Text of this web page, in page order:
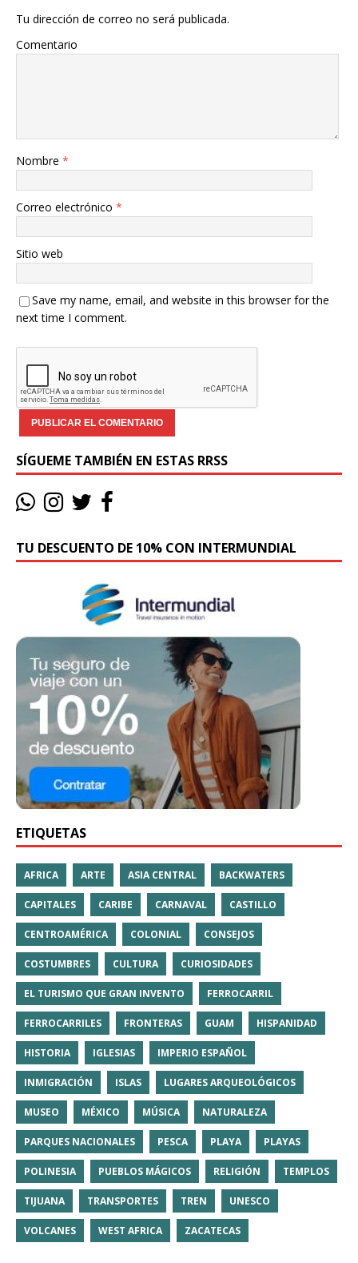
Tu dirección de correo no será publicada.
Comentario
Nombre *
Correo electrónico *
Sitio web
Save my name, email, and website in this browser for the
next time I comment.
SÍGUEME TAMBIÉN EN ESTAS RRSS
TU DESCUENTO DE 10% CON INTERMUNDIAL
ETIQUETAS
AFRICA ARTE ASIA CENTRAL BACKWATERS
CAPITALES CARIBE CARNAVAL CASTILLO
CENTROAMÉRICA COLONIAL CONSEJOS
COSTUMBRES CULTURA CURIOSIDADES
EL TURISMO QUE GRAN INVENTO FERROCARRIL
FERROCARRILES FRONTERAS GUAM HISPANIDAD
HISTORIA IGLESIAS IMPERIO ESPAÑOL
INMIGRACIÓN ISLAS LUGARES ARQUEOLÓGICOS
MUSEO MÉXICO MÚSICA NATURALEZA
PARQUES NACIONALES PESCA PLAYA PLAYAS
POLINESIA PUEBLOS MÁGICOS RELIGIÓN TEMPLOS
TIJUANA TRANSPORTES TREN UNESCO
VOLCANES WEST AFRICA ZACATECAS